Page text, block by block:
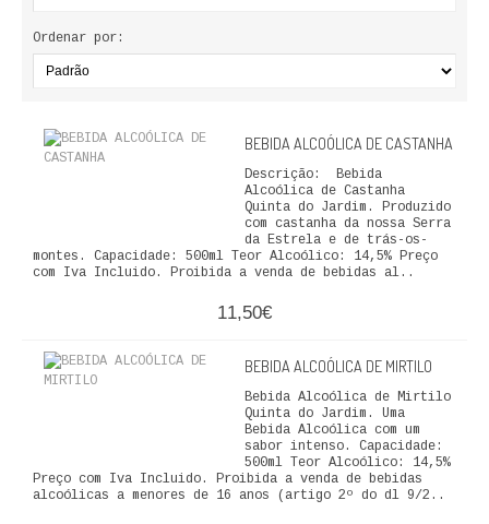
DIVERSOS
PROMOÇÕES
CONTACTE-NOS
Ordenar por:
BEBIDA ALCOÓLICA DE CASTANHA
Descrição: Bebida
Alcoólica de Castanha
Quinta do Jardim. Produzido
com castanha da nossa Serra
da Estrela e de trás-os-
montes. Capacidade: 500ml Teor Alcoólico: 14,5% Preço
com Iva Incluido. Proibida a venda de bebidas al..
11,50€
BEBIDA ALCOÓLICA DE MIRTILO
Bebida Alcoólica de Mirtilo
Quinta do Jardim. Uma
Bebida Alcoólica com um
sabor intenso. Capacidade:
500ml Teor Alcoólico: 14,5%
Preço com Iva Incluido. Proibida a venda de bebidas
alcoólicas a menores de 16 anos (artigo 2º do dl 9/2..